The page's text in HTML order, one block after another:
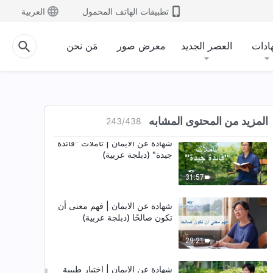
تطبيقات الهاتف المحمول العربية
العصر الجديد معرض صور مَن نحن
المزيد من المحتوى المشابه 243/438
35:13
شهادة عن الايمان | كُشِفتُ أثناء
31:57
شهادة عن الايمان | تأملات "قائدة
جيدة" (دبلجة عربية)
29:21
شهادة عن الايمان | فهم معنى أن
تكون صالحًا (دبلجة عربية)
شهادة عن الايمان | اختيار طبيبة